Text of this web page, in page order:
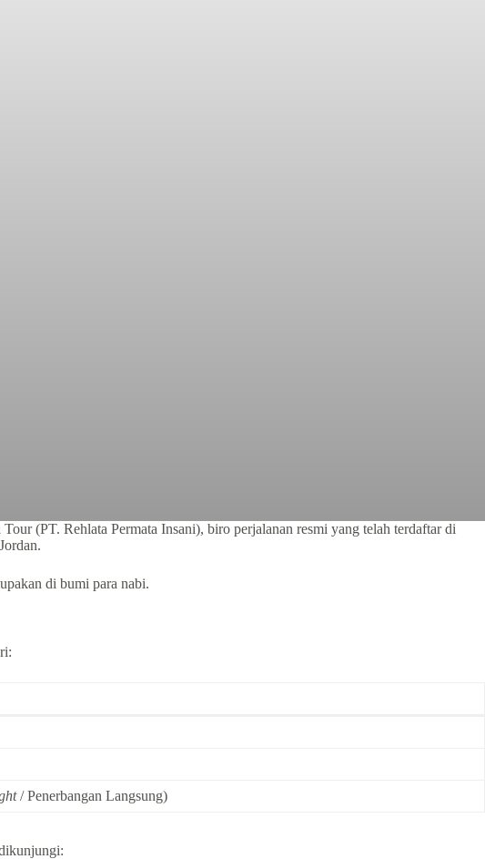
(PT. Rehlata Permata Insani), biro perjalanan resmi yang telah terdaftar di
di bumi para nabi.
/ Penerbangan Langsung)